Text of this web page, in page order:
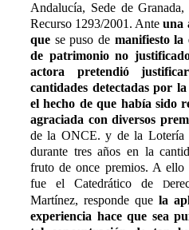
Andalucía, Sede de
Recurso 1293/2001. Anteuna
que se puso de manifiesto la
de patrimonio no
actora pretendió
cantidades detectadas por
el hecho de que había sido
agraciada con diversos
de la ONCE. y de la Lotería
durante tres años en la
fruto de once premios. A ello
fue el Catedrático de D
Martínez, responde que  la
experiencia hace que sea